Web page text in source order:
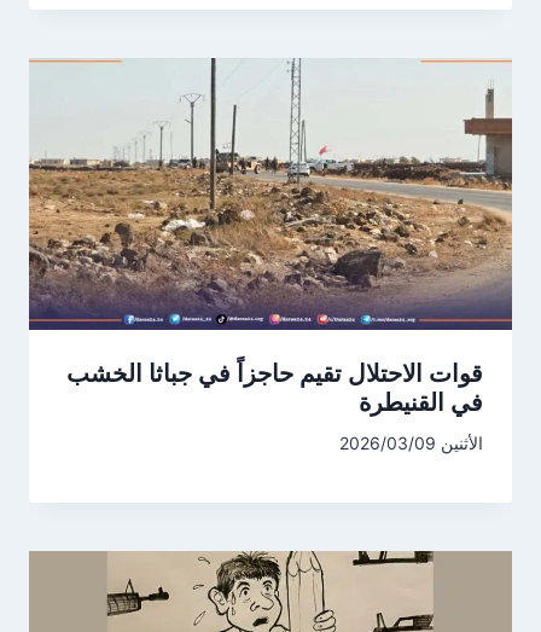
قوات الاحتلال تقيم حاجزاً في جباثا الخشب
في القنيطرة
الأثنين 2026/03/09